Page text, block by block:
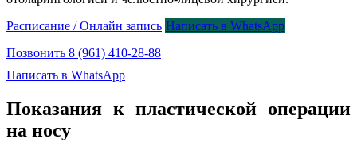
Расписание / Онлайн запись Написать в WhatsApp
Позвонить 8 (961) 410-28-88
Написать в WhatsApp
Показания к пластической операции
на носу